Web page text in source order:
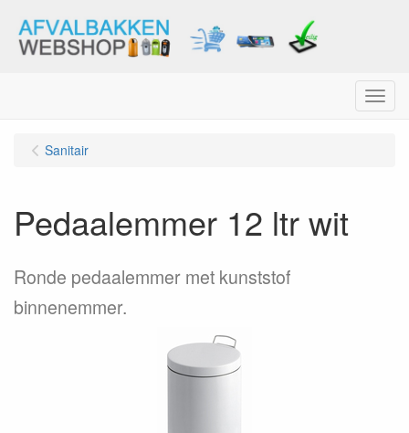
Menu
Sanitair
Pedaalemmer 12 ltr wit
Ronde pedaalemmer met kunststof
binnenemmer.